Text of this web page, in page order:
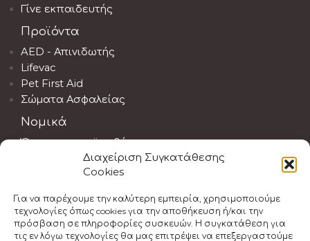
Διαχείριση Συγκατάθεσης
Cookies
Για να παρέχουμε την καλύτερη εμπειρία, χρησιμοποιούμε
τεχνολογίες όπως cookies για την αποθήκευση ή/και την
πρόσβαση σε πληροφορίες συσκευών. Η συγκατάθεση για
τις εν λόγω τεχνολογίες θα μας επιτρέψει να επεξεργαστούμε
Γίνε εκπαιδευτής
Προϊόντα
AED - Απινιδωτής
Lifevac
Pet First Aid
Σώματα Ασφαλείας
Νομικά
Όροι και προϋποθέσεις
Αποποίηση ευθύνης
Νομοθεσία Α' Βοηθειών